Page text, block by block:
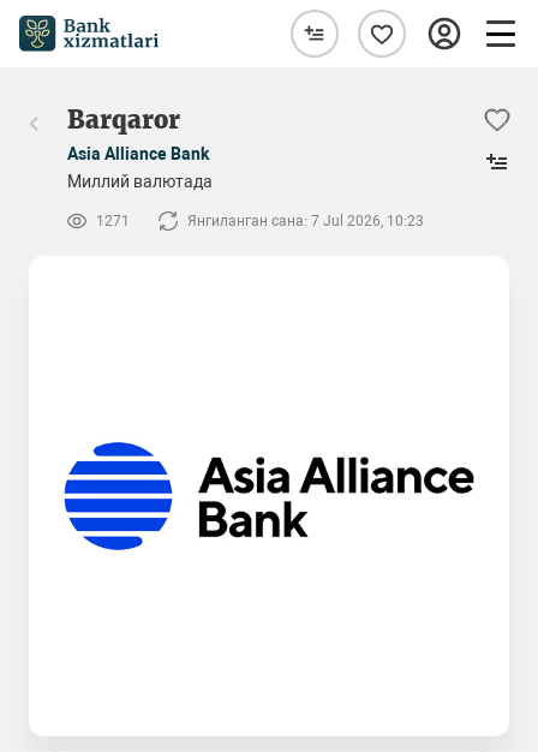
Barqaror
Asia Alliance Bank
Миллий валютада
1271 Янгиланган сана: 7 Jul 2026, 10:23